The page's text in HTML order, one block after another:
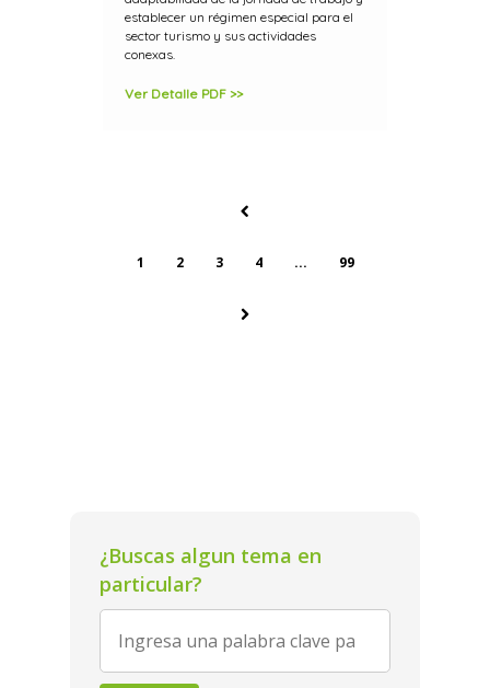
establecer un régimen especial para el
sector turismo y sus actividades
conexas.
Ver Detalle PDF >>
1 2 3 4 ... 99
¿Buscas algun tema en
particular?
for: